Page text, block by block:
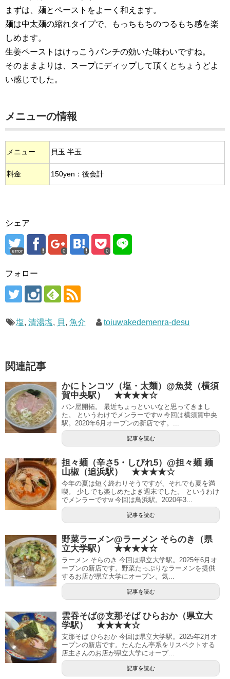
まずは、麺とペーストをよーく和えます。
麺は中太麺の縮れタイプで、もっちもちのつるもち感を楽
しめます。
生姜ペーストはけっこうパンチの効いた味わいですね。
そのままよりは、スープにディップして頂くとちょうどよ
い感じでした。
メニューの情報
メニュー 貝玉 半玉
料金 150yen：後会計
シェア
error 0 0
フォロー
塩, 清湯塩, 貝, 魚介 toiuwakedemenra-desu
関連記事
かにトンコツ（塩・太麺）@魚焚（横須
賀中央駅） ★★★★☆
パン屋開拓。 最近ちょっといいなと思ってきまし
た。 というわけでメンラーですw 今回は横須賀中央
駅。2020年6月オープンの新店です。...
記事を読む
担々麺（辛さ5・しびれ5）@担々麺 麺
山椒（追浜駅） ★★★★☆
今年の夏は短く終わりそうですが、それでも夏を満
喫。 少しでも楽しめたよき週末でした。 というわけ
でメンラーですw 今回は鳥浜駅。2020年3...
記事を読む
野菜ラーメン@ラーメン そらのき（県
立大学駅） ★★★★☆
ラーメン そらのき 今回は県立大学駅。2025年6月オ
ープンの新店です。野菜たっぷりなラーメンを提供
するお店が県立大学にオープン。気...
記事を読む
雲吞そば@支那そば ひらおか（県立大
学駅） ★★★★☆
支那そば ひらおか 今回は県立大学駅。2025年2月オ
ープンの新店です。たんたん亭系をリスペクトする
店主さんのお店が県立大学にオープ...
記事を読む